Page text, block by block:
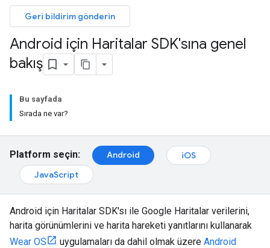
Geri bildirim gönderin
Android için Haritalar SDK'sına genel
bakış
Bu sayfada
Sırada ne var?
Platform seçin: Android
iOS
JavaScript
Android için Haritalar SDK'sı ile Google Haritalar verilerini,
harita görünümlerini ve harita hareketi yanıtlarını kullanarak
Wear OS
uygulamaları da dahil olmak üzere Android